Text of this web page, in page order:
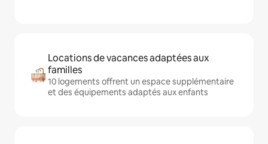
Locations de vacances adaptées aux
familles
10 logements offrent un espace supplémentaire
et des équipements adaptés aux enfants